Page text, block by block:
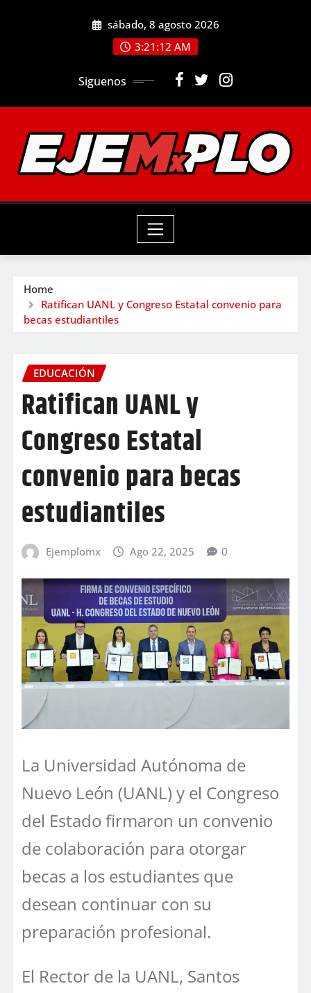
sábado, 8 agosto 2026
3:21:14 AM
Siguenos
Home
Ratifican UANL y Congreso Estatal convenio para
becas estudiantiles
EDUCACIÓN
Ratifican UANL y
Congreso Estatal
convenio para becas
estudiantiles
Ejemplomx Ago 22, 2025 0
La Universidad Autónoma de
Nuevo León (UANL) y el Congreso
del Estado firmaron un convenio
de colaboración para otorgar
becas a los estudiantes que
desean continuar con su
preparación profesional.
El Rector de la UANL, Santos